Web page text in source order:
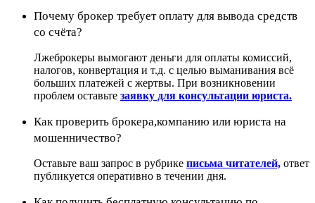
Почему брокер требует оплату для вывода средств
со счёта?
Лжеброкеры вымогают деньги для оплаты комиссий,
налогов, конвертация и т.д. с целью выманивания всё
больших платежей с жертвы. При возникновении
проблем оставьте заявку для консультации юриста.
Как проверить брокера,компанию или юриста на
мошенничество?
Оставьте ваш запрос в рубрике письма читателей, ответ
публикуется оперативно в течении дня.